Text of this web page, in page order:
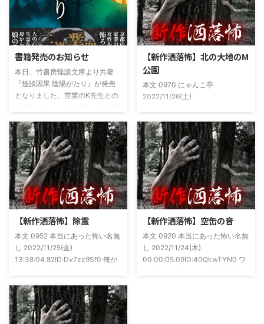
書籍発売のお知らせ
本日、竹書房怪談文庫より共著
『怪談因果 陰陽がたり』が発売
となりました。営業のK先生との
上げましたので内容の濃さ・面白
さは保証します。ぜひともご購入
くださいませ。 書影かっこいい
ですね！帯の煽り文句も最高です
(^^)v購入ページ
https://amzn.to/49NrwuE特設ペ
ージ
54ee5238af1
【新作洒落怖】北の大地のM
公園
本文 0970 にゃんこ亭
2022/11/26(土)
に言うオカルト系な話がまあまあ
好きで、最近占いとかを副業で始
めてた。今はちょっとメンタルの
状況やらで退いたけど実力試しも
かねてSNSでフォロワー相手に占
いとかしていたもんです。実力
は・・・ありがたいことに当たっ
た！ドンピシャ！と嬉しい声もあ
合ったのが大学生のAちゃん。彼
女もオカルト系な話が好きで(そ
もそも仲良くなったのは北の大地
が舞台の金塊を巡る漫画)ちょく
【新作洒落怖】除霊
本文 0952 本当にあった怖い名無
し 2022/11/25(金)
13:38:04.82ID:Dv7zz9Sf0 俺が
(以後A)は頻繁に「あ、あそこに
いる」だとか誰もおらんとこに挨
拶したりなどなんかわざとらしい
【新作洒落怖】空缶の音
本文 0920 本当にあった怖い名無
し 2022/11/24(木)
00:00:05.09ID:40QkwTYN0 ワ